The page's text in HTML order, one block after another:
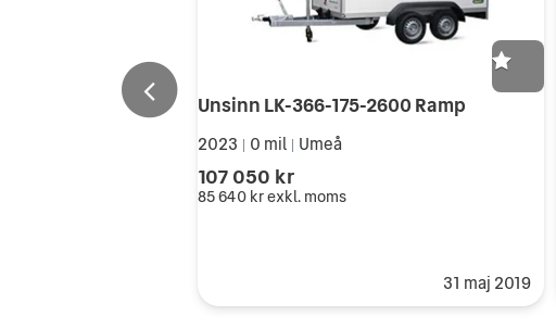
Unsinn LK-366-175-2600 Ramp
2023 0 mil Umeå
107 050 kr
85 640 krexkl. moms
31 maj 2019